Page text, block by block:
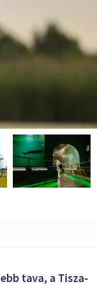
tava, a Tisza-